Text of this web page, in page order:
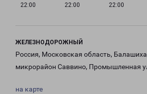
22:00
22:00
22:00
ЖЕЛЕЗНОДОРОЖНЫЙ
Россия, Московская область,
микрорайон Саввино, Промышленная
на карте